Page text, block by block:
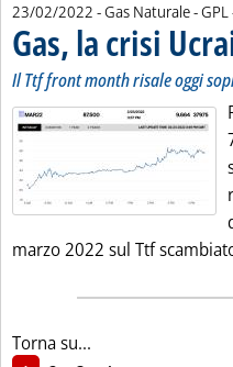
23/02/2022 - Gas Naturale - GPL
Gas, la crisi
Il Ttf front month risale oggi
marzo 2022 sul Ttf
Torna su...